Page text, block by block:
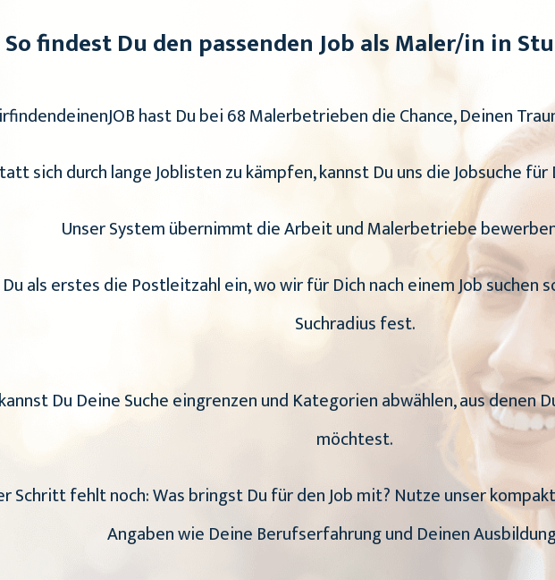
So findest Du den passenden Job als Maler/in in
hast Du bei 68 Malerbetrieben die Chance, Deinen
sich durch lange Joblisten zu kämpfen, kannst Du uns die Jobsuche für
Unser System übernimmt die Arbeit und Malerbetriebe
als erstes die Postleitzahl ein, wo wir für Dich nach einem Job suchen
Suchradius fest.
Du Deine Suche eingrenzen und Kategorien abwählen, aus denen
möchtest.
Schritt fehlt noch: Was bringst Du für den Job mit? Nutze unser
Angaben wie Deine Berufserfahrung und Deinen